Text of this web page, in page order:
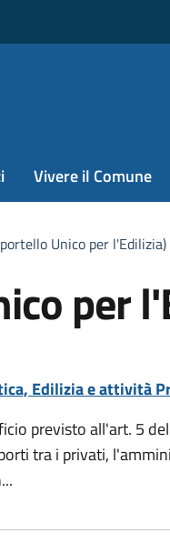
Vivere il Comune
Unico per l'Edilizia)
per
Edilizia e attività
previsto all'art. 5
tra i privati,